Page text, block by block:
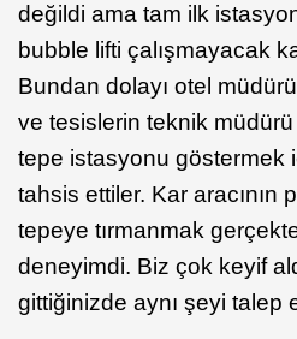
değildi ama tam ilk
bubble lifti çalışmayacak
Bundan dolayı otel
ve tesislerin teknik
tepe istasyonu göstermek
tahsis ettiler. Kar aracının
tepeye tırmanmak
deneyimdi. Biz çok keyif
gittiğinizde aynı şeyi talep